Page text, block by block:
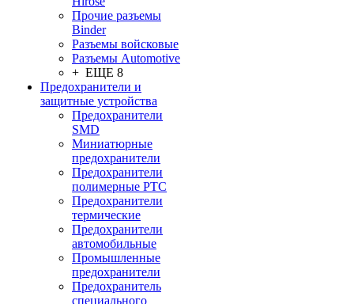
Прочие разъемы
Binder
Разъемы войсковые
Разъeмы Automotive
+ ЕЩЕ 8
Предохранители и
защитные устройства
Предохранители
SMD
Миниатюрные
предохранители
Предохранители
полимерные PTC
Предохранители
термические
Предохранители
автомобильные
Промышленные
предохранители
Предохранитель
специального